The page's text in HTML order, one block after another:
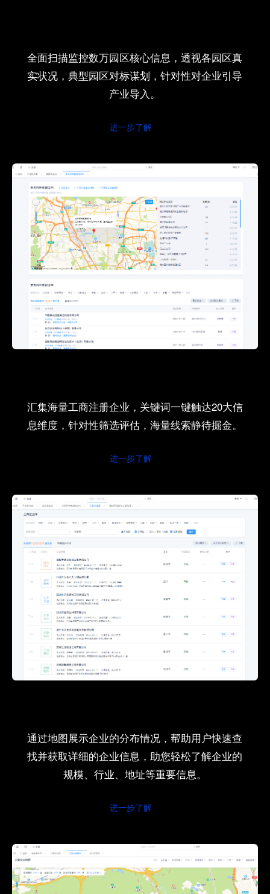
全面扫描监控数万园区核心信息，透视各园区真
实状况，典型园区对标谋划，针对性对企业引导
产业导入。
进一步了解
汇集海量工商注册企业，关键词一键触达20大信
息维度，针对性筛选评估，海量线索静待掘金。
进一步了解
通过地图展示企业的分布情况，帮助用户快速查
找并获取详细的企业信息，助您轻松了解企业的
规模、行业、地址等重要信息。
进一步了解